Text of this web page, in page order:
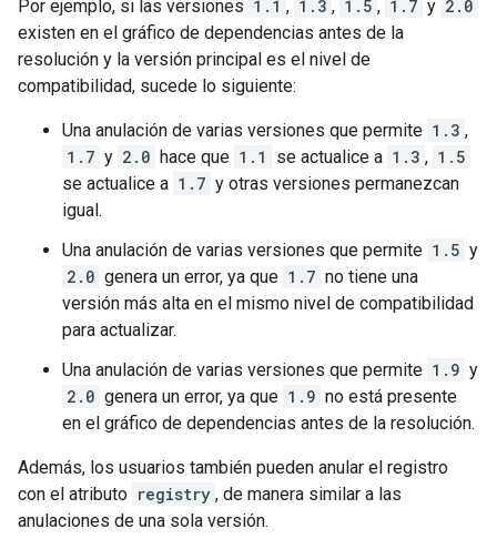
Por ejemplo, si las versiones 1.1 , 1.3 , 1.5 , 1.7 y 2.0
existen en el gráfico de dependencias antes de la
resolución y la versión principal es el nivel de
compatibilidad, sucede lo siguiente:
Una anulación de varias versiones que permite 1.3 ,
1.7 y 2.0 hace que 1.1 se actualice a 1.3 , 1.5
se actualice a 1.7 y otras versiones permanezcan
igual.
Una anulación de varias versiones que permite 1.5 y
2.0 genera un error, ya que 1.7 no tiene una
versión más alta en el mismo nivel de compatibilidad
para actualizar.
Una anulación de varias versiones que permite 1.9 y
2.0 genera un error, ya que 1.9 no está presente
en el gráfico de dependencias antes de la resolución.
Además, los usuarios también pueden anular el registro
con el atributo registry , de manera similar a las
anulaciones de una sola versión.